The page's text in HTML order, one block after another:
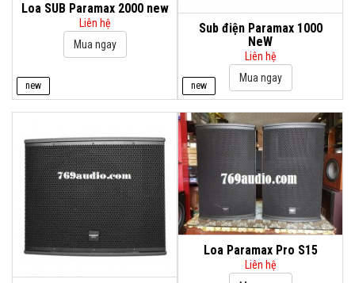
new
Loa SUB Paramax 2000 new
Liên hệ
new
Sub điện Paramax 1000
NeW
Liên hệ
Loa Paramax Pro S15
Liên hệ